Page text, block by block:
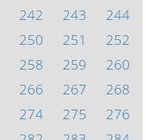
242 243
244
250 251
252
258 259
260
266 267
268
274 275
276